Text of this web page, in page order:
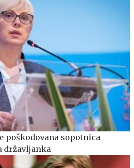
poškodovana sopotnica
državljanka